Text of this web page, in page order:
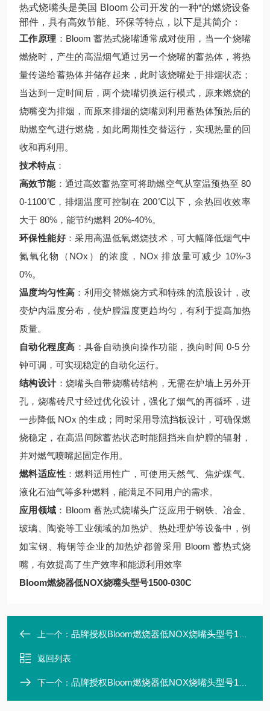
热式烧嘴头是美国 Bloom 公司开发的一种*的燃烧设备
部件，具有高效节能、环保等特点，以下是其简介：
工作原理 ：Bloom 蓄热式烧嘴通常成对使用，当一个烧嘴
燃烧时，产生的高温烟气通过另一个烧嘴的蓄热体，将热
量传递给蓄热体并储存起来，此时该烧嘴处于排烟状态；
当达到一定时间后，两个烧嘴切换运行模式，原来燃烧的
烧嘴变为排烟，而原来排烟的烧嘴则利用蓄热体预热后的
助燃空气进行燃烧，如此周期性交替运行，实现热量的回
收和再利用。
技术特点 ：
高效节能：通过高效蓄热室可将助燃空气从室温预热至 80
0-1100℃，排烟温度可控制在 200℃以下，余热回收效率
大于 80%，能节约燃料 20%-40%。
环保性能好：采用高温低氧燃烧技术，可大幅降低烟气中
氮氧化物（NOx）的浓度，NOx 排放量可减少 10%-3
0%。
温度均匀性高 ：利用交替燃烧方式和特殊的流股设计，改
变炉内温度分布，使炉膛温度更趋均匀，有利于提高加热
质量。
自动化程度高 ：具备自动换向操作功能，换向时间 0-5 分
钟可调，可实现稳定的自动化运行。
结构设计：烧嘴头自带烧嘴砖结构，无需在炉墙上另外开
孔，烧嘴砖尺寸经过优化设计，强化了烟气的再循环，进
一步降低 NOx 的生成；同时采用导流挡板设计，可确保燃
烧稳定，在高温间隙蓄热状态时能阻挡来自炉膛的辐射，
并对燃气喷嘴起固定作用。
燃料适应性：燃料适用性广，可使用天然气、焦炉煤气、
液化石油气等多种燃料，能满足不同用户的需求。
应用领域 ：Bloom 蓄热式烧嘴头广泛应用于钢铁、冶金、
玻璃、陶瓷等工业领域的加热炉、热处理炉等设备中，例
如宝钢、梅钢等企业的加热炉都曾采用 Bloom 蓄热式烧
嘴，有效提高了生产效率和能源利用效率
Bloom燃烧器低NOX烧嘴头型号1500-030C
上一个： 品牌授权Bloom燃烧器低NOX烧嘴头型号1500-030B
返回列表
下一个： 品牌授权Bloom燃烧器低NOX烧嘴头型号1500-030D